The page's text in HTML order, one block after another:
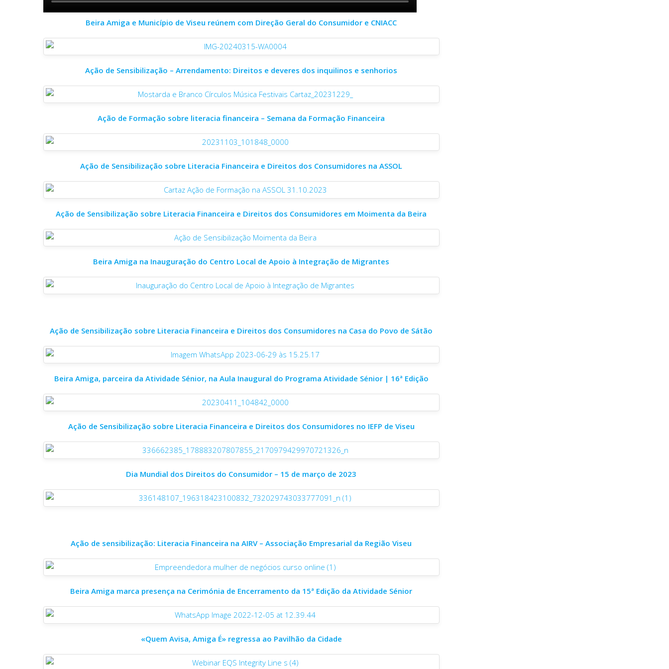
Beira Amiga e Município de Viseu reúnem com Direção Geral do Consumidor e CNIACC
Ação de Sensibilização – Arrendamento: Direitos e deveres dos inquilinos e senhorios
Ação de Formação sobre literacia financeira – Semana da Formação Financeira
Ação de Sensibilização sobre Literacia Financeira e Direitos dos Consumidores na ASSOL
Ação de Sensibilização sobre Literacia Financeira e Direitos dos Consumidores em Moimenta da Beira
Beira Amiga na Inauguração do Centro Local de Apoio à Integração de Migrantes
Ação de Sensibilização sobre Literacia Financeira e Direitos dos Consumidores na Casa do Povo de Sátão
Beira Amiga, parceira da Atividade Sénior, na Aula Inaugural do Programa Atividade Sénior | 16ª Edição
Ação de Sensibilização sobre Literacia Financeira e Direitos dos Consumidores no IEFP de Viseu
Dia Mundial dos Direitos do Consumidor – 15 de março de 2023
Ação de sensibilização: Literacia Financeira na AIRV – Associação Empresarial da Região Viseu
Beira Amiga marca presença na Cerimónia de Encerramento da 15ª Edição da Atividade Sénior
«Quem Avisa, Amiga É» regressa ao Pavilhão da Cidade